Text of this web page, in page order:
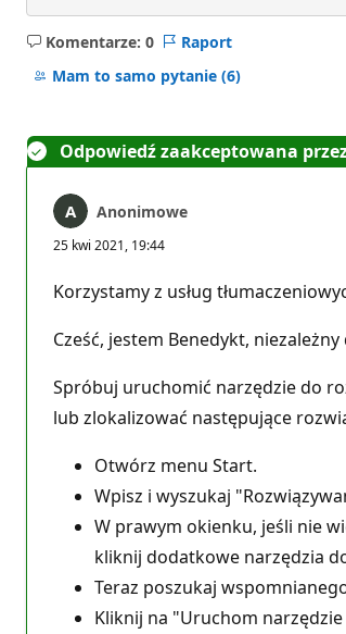
Komentarze: 0
Brak
komentarzy
Raport
Mam to samo pytanie (6)
Odpowiedź zaakceptowana
Anonimowe
25 kwi 2021, 19:44
Korzystamy z usług
Cześć, jestem Benedykt,
Spróbuj uruchomić narzędzie do
lub zlokalizować następujące
Otwórz menu Start.
Wpisz i wyszukaj
W prawym okienku, jeśli nie
kliknij dodatkowe narzędzia
Teraz poszukaj
Kliknij na "Uruchom